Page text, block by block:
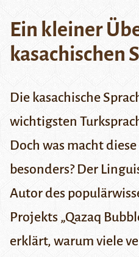
Ein kleiner
kasachischen
Die kasachische
wichtigsten
Doch was macht
besonders? Der
Autor des
Projekts „Qazaq
erklärt, warum viele